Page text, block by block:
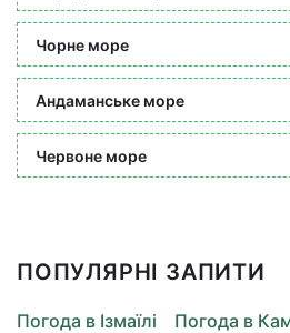
Чорне море
Андаманське море
Червоне море
ПОПУЛЯРНІ ЗАПИТИ
Погода в Ізмаїлі
Погода в